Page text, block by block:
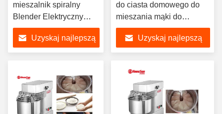
mieszalnik spiralny
Blender Elektryczny
ręczny mikser do ciast
Uzyskaj najlepszą
do ciasta domowego do
mieszania mąki do
ugniatania piekarni
Uzyskaj najlepszą